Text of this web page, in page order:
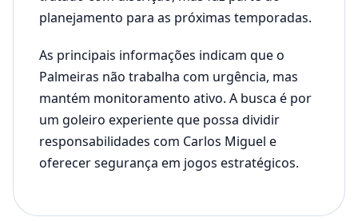
planejamento para as próximas temporadas.
As principais informações indicam que o
Palmeiras não trabalha com urgência, mas
mantém monitoramento ativo. A busca é por
um goleiro experiente que possa dividir
responsabilidades com Carlos Miguel e
oferecer segurança em jogos estratégicos.